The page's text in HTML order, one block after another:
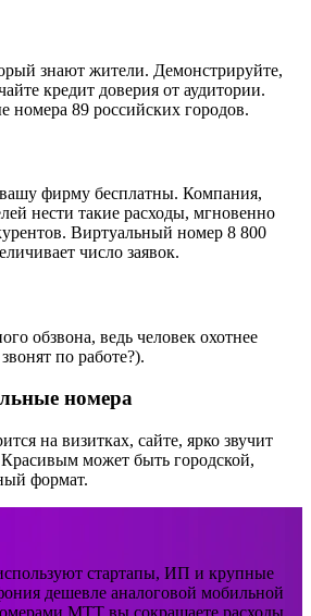
знают жители. Демонстрируйте,
кредит доверия от аудитории.
номера 89 российских городов.
фирму бесплатны. Компания,
нести такие расходы, мгновенно
Виртуальный номер 8 800
число заявок.
обзвона, ведь человек охотнее
по работе?).
номера
на визитках, сайте, ярко звучит
Красивым может быть городской,
формат.
стартапы, ИП и крупные
дешевле аналоговой мобильной